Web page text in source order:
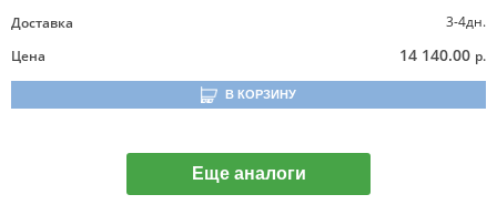
Доставка
3-4дн.
Цена
14 140.00 р.
В КОРЗИНУ
Еще аналоги